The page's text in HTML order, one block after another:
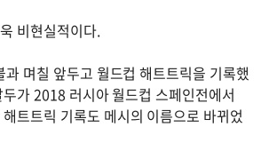
비현실적이다.
며칠 앞두고 월드컵 해트트릭을 기록했
가 2018 러시아 월드컵 스페인전에서
트트릭 기록도 메시의 이름으로 바뀌었